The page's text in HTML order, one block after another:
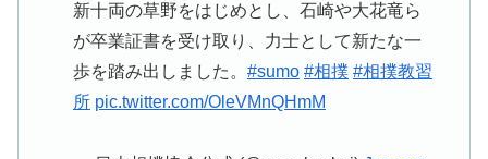
新十両の草野をはじめとし、石崎や大花竜ら
が卒業証書を受け取り、力士として新たな一
歩を踏み出しました。 #sumo #相撲 #相撲教習
所 pic.twitter.com/OleVMnQHmM